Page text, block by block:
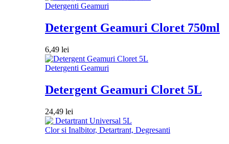
Detergenti Geamuri
Detergent Geamuri Cloret 750ml
6,49 lei
Detergenti Geamuri
Detergent Geamuri Cloret 5L
24,49 lei
Clor si Inalbitor, Detartrant, Degresanti